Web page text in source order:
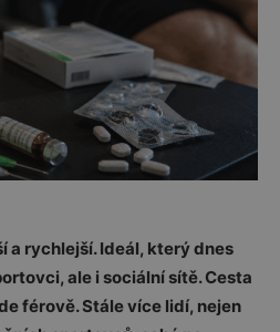
a rychlejší. Ideál, který dnes
ale i sociální sítě. Cesta
férově. Stále více lidí, nejen